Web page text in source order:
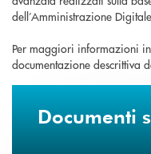
dell’Amministrazione
Per maggiori informazioni
documentazione descrittiva
Documenti